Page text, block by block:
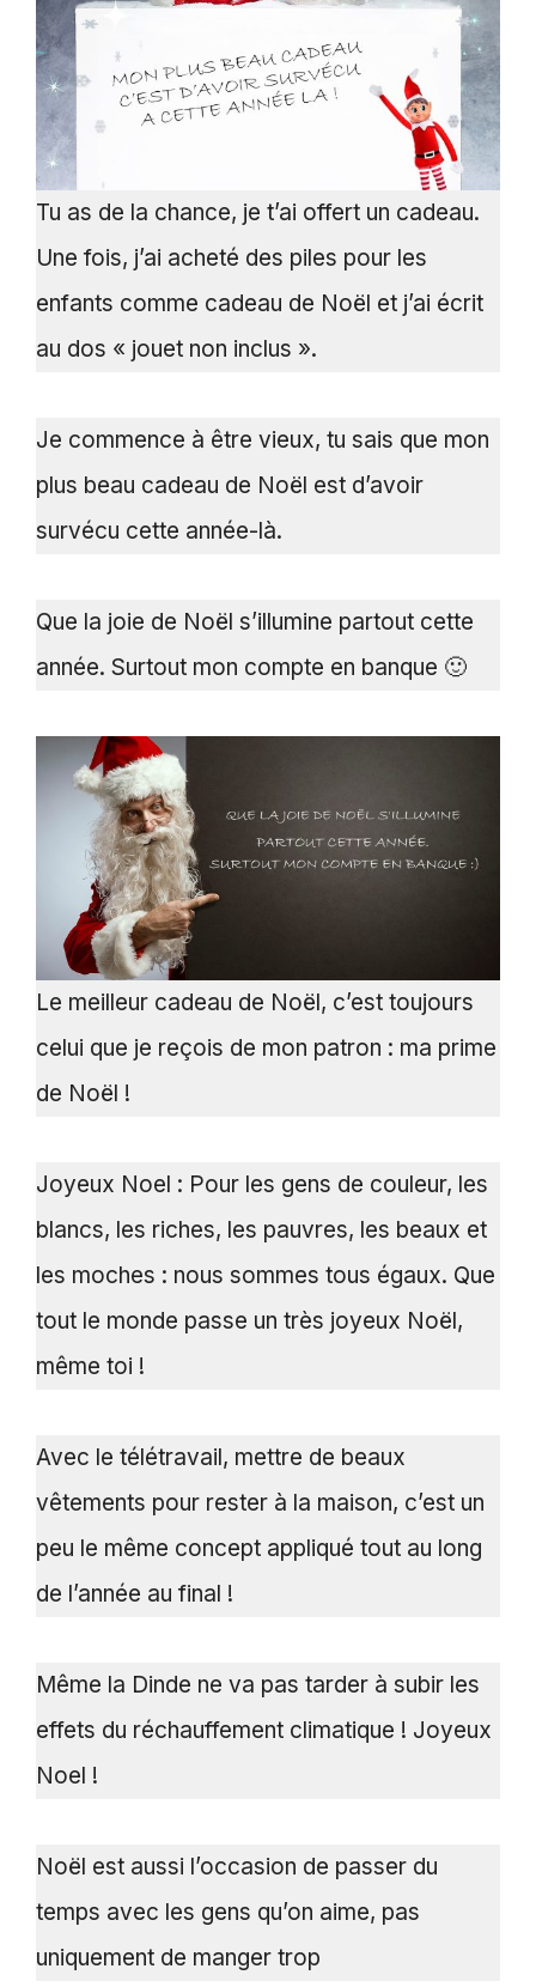
Tu as de la chance, je t’ai offert un cadeau.
Une fois, j’ai acheté des piles pour les
enfants comme cadeau de Noël et j’ai écrit
au dos « jouet non inclus ».
Je commence à être vieux, tu sais que mon
plus beau cadeau de Noël est d’avoir
survécu cette année-là.
Que la joie de Noël s’illumine partout cette
année. Surtout mon compte en banque 🙂
Le meilleur cadeau de Noël, c’est toujours
celui que je reçois de mon patron : ma prime
de Noël !
Joyeux Noel : Pour les gens de couleur, les
blancs, les riches, les pauvres, les beaux et
les moches : nous sommes tous égaux. Que
tout le monde passe un très joyeux Noël,
même toi !
Avec le télétravail, mettre de beaux
vêtements pour rester à la maison, c’est un
peu le même concept appliqué tout au long
de l’année au final !
Même la Dinde ne va pas tarder à subir les
effets du réchauffement climatique ! Joyeux
Noel !
Noël est aussi l’occasion de passer du
temps avec les gens qu’on aime, pas
uniquement de manger trop